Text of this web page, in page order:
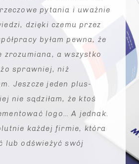
pytania i uważnie
dzięki czemu przez
byłam pewna, że
zrozumiana, a wszystko
sprawniej, niż
Jeszcze jeden plus-
nie sądziłam, że ktoś
logo… A jednak.
każdej firmie, która
lub odświeżyć swój